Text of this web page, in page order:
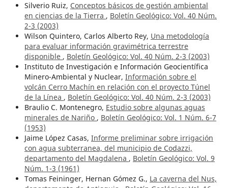
Silverio Ruiz, Conceptos básicos de gestión ambiental
en ciencias de la Tierra , Boletín Geológico: Vol. 40 Núm.
2-3 (2003)
Wilson Quintero, Carlos Alberto Rey, Una metodología
para evaluar información gravimétrica terrestre
disponible , Boletín Geológico: Vol. 40 Núm. 2-3 (2003)
Instituto de Investigación e Información Geocientífica
Minero-Ambiental y Nuclear, Información sobre el
volcán Cerro Machín en relación con el proyecto Túnel
de la Línea , Boletín Geológico: Vol. 40 Núm. 2-3 (2003)
Braulio C. Montenegro, Estudio sobre algunas aguas
minerales de Nariño , Boletín Geológico: Vol. 1 Núm. 6-7
(1953)
Jaime López Casas, Informe preliminar sobre irrigación
con agua subterranea, del municipio de Codazzi,
departamento del Magdalena , Boletín Geológico: Vol. 9
Núm. 1-3 (1961)
Tomas Feininger, Hernan Gómez G., La caverna del Nus,